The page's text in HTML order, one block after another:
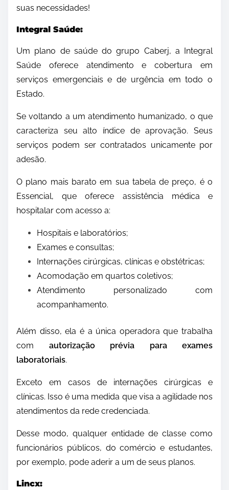
suas necessidades!
Integral Saúde:
Um plano de saúde do grupo Caberj, a Integral
Saúde oferece atendimento e cobertura em
serviços emergenciais e de urgência em todo o
Estado.
Se voltando a um atendimento humanizado, o que
caracteriza seu alto índice de aprovação. Seus
serviços podem ser contratados unicamente por
adesão.
O plano mais barato em sua tabela de preço, é o
Essencial, que oferece assistência médica e
hospitalar com acesso a:
Hospitais e laboratórios;
Exames e consultas;
Internações cirúrgicas, clínicas e obstétricas;
Acomodação em quartos coletivos;
Atendimento personalizado com
acompanhamento.
Além disso, ela é a única operadora que trabalha
com autorização prévia para exames
laboratoriais.
Exceto em casos de internações cirúrgicas e
clínicas. Isso é uma medida que visa a agilidade nos
atendimentos da rede credenciada.
Desse modo, qualquer entidade de classe como
funcionários públicos, do comércio e estudantes,
por exemplo, pode aderir a um de seus planos.
Lincx: